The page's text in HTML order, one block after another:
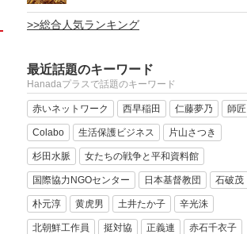
>>総合人気ランキング
最近話題のキーワード
Hanadaプラスで話題のキーワード
赤いネットワーク 西早稲田 仁藤夢乃 師匠
Colabo 生活保護ビジネス 片山さつき
杉田水脈 女たちの戦争と平和資料館
国際協力NGOセンター 日本基督教団 石破茂
朴元淳 黄虎男 土井たか子 辛光洙
北朝鮮工作員 挺対協 正義連 赤石千衣子